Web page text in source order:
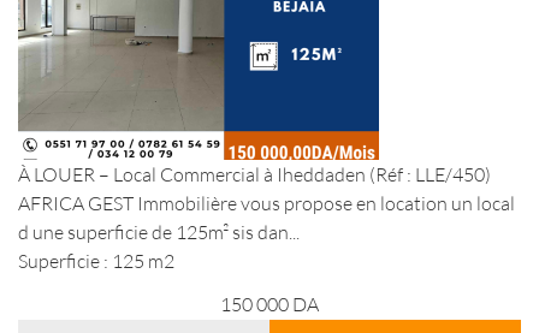
À LOUER – Local Commercial à Iheddaden (Réf : LLE/450)
AFRICA GEST Immobilière vous propose en location un local
d une superficie de 125m² sis dan...
Superficie : 125 m2
150 000 DA